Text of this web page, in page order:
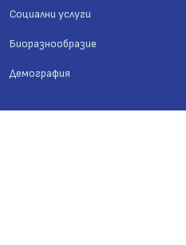
Социални услуги
Биоразнообразие
Демография